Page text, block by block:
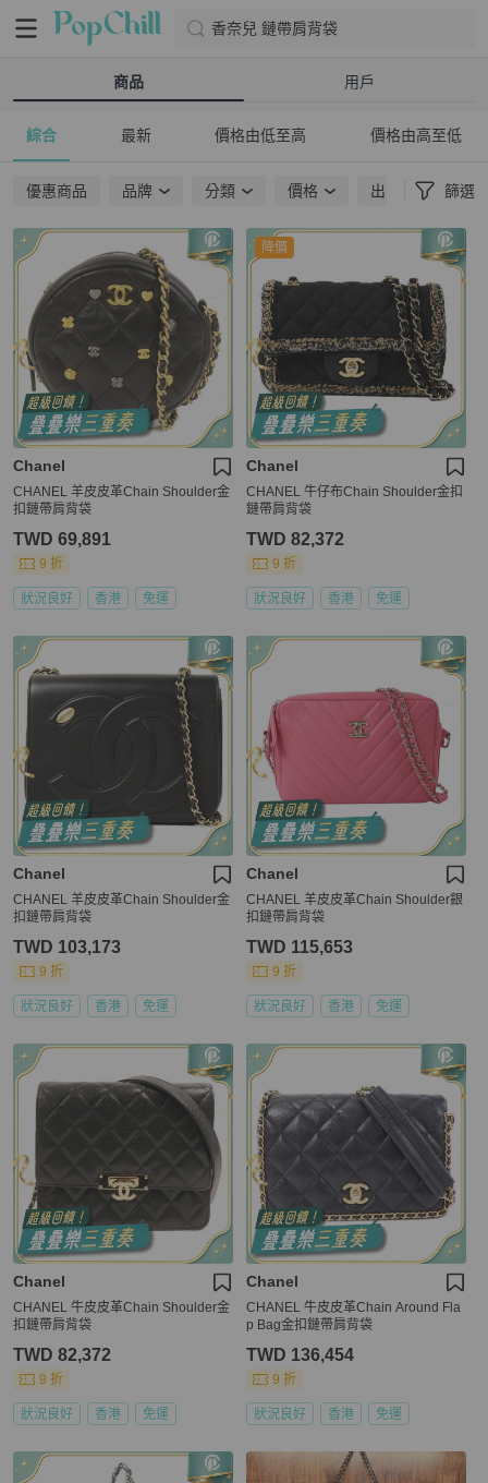
香奈兒 鏈帶肩背袋
商品 用戶
綜合 最新 價格由低至高 價格由高至低
優惠商品 品牌 分類 價格 出貨地點 篩選
Chanel
CHANEL 羊皮皮革Chain Shoulder金
扣鏈帶肩背袋
TWD 69,891
9 折
狀況良好 香港 免運
降價
Chanel
CHANEL 牛仔布Chain Shoulder金扣
鏈帶肩背袋
TWD 82,372
9 折
狀況良好 香港 免運
Chanel
CHANEL 羊皮皮革Chain Shoulder金
扣鏈帶肩背袋
TWD 103,173
9 折
狀況良好 香港 免運
Chanel
CHANEL 羊皮皮革Chain Shoulder銀
扣鏈帶肩背袋
TWD 115,653
9 折
狀況良好 香港 免運
Chanel
CHANEL 牛皮皮革Chain Shoulder金
扣鏈帶肩背袋
TWD 82,372
9 折
狀況良好 香港 免運
Chanel
CHANEL 牛皮皮革Chain Around Fla
p Bag金扣鏈帶肩背袋
TWD 136,454
9 折
狀況良好 香港 免運